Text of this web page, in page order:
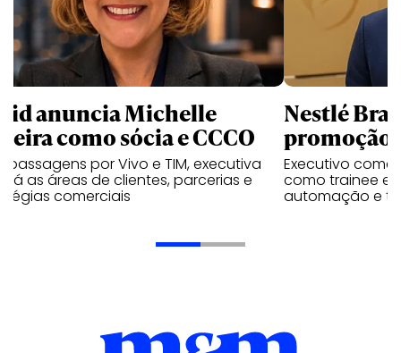
anuncia Michelle
como sócia e CCCO
passagens por Vivo e TIM, executiva
as áreas de clientes, parcerias e
comerciais
Nestlé
promoção
Executivo
como trainee e
automação e